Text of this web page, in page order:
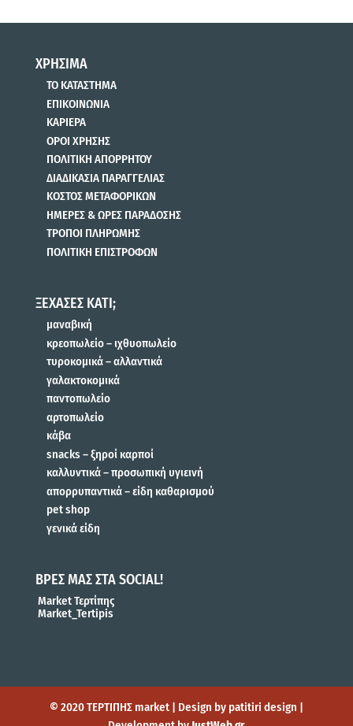
ΧΡΗΣΙΜΑ
ΤΟ ΚΑΤΑΣΤΗΜΑ
ΕΠΙΚΟΙΝΩΝΙΑ
ΚΑΡΙΕΡΑ
ΟΡΟΙ ΧΡΗΣΗΣ
ΠΟΛΙΤΙΚΗ ΑΠΟΡΡΗΤΟΥ
ΔΙΑΔΙΚΑΣΙΑ ΠΑΡΑΓΓΕΛΙΑΣ
ΚΟΣΤΟΣ ΜΕΤΑΦΟΡΙΚΩΝ
ΗΜΕΡΕΣ & ΩΡΕΣ ΠΑΡΑΔΟΣΗΣ
ΤΡΟΠΟΙ ΠΛΗΡΩΜΗΣ
ΠΟΛΙΤΙΚΗ ΕΠΙΣΤΡΟΦΩΝ
ΞΕΧΑΣΕΣ ΚΑΤΙ;
μαναβική
κρεοπωλείο – ιχθυοπωλείο
τυροκομικά – αλλαντικά
γαλακτοκομικά
παντοπωλείο
αρτοπωλείο
κάβα
snacks – ξηροί καρποί
καλλυντικά – προσωπική υγιεινή
απορρυπαντικά – είδη καθαρισμού
pet shop
γενικά είδη
ΒΡΕΣ ΜΑΣ ΣΤΑ SOCIAL!
Market Τερτίπης
Market_Tertipis
© 2020 ΤΕΡΤΙΠΗΣ market | Design by patitiri design |